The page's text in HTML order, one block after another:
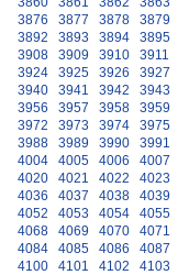
3876
3877 3878 3879
3892
3893 3894 3895
3908
3909 3910 3911
3924
3925 3926 3927
3940
3941 3942 3943
3956
3957 3958 3959
3972
3973 3974 3975
3988
3989 3990 3991
4004
4005 4006 4007
4020
4021 4022 4023
4036
4037 4038 4039
4052
4053 4054 4055
4068
4069 4070 4071
4084
4085 4086 4087
4100
4101 4102 4103